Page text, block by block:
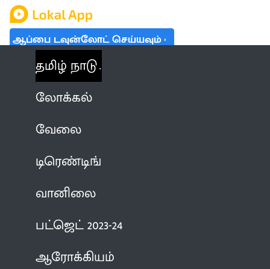
ஆப்பை டவுன்லோட் செய்யவும்
தமிழ் நாடு
லோக்கல்
வேலை
டிரெண்டிங்
வானிலை
பட்ஜெட் 2023-24
ஆரோக்கியம்